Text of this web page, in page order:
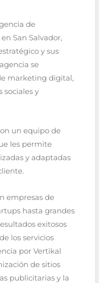
de
San Salvador,
y sus
se
marketing digital,
sociales y
un equipo de
les permite
y adaptadas
empresas de
hasta grandes
exitosos
los servicios
por Vertikal
de sitios
publicitarias y la